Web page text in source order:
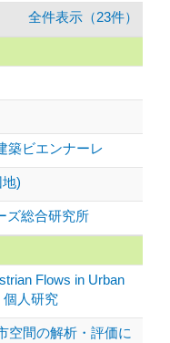
全件表示（23件）
築ビエンナーレ
)
ズ総合研究所
Flows in Urban
個人研究
空間の解析・評価に